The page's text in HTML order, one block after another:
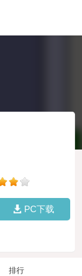
PC下载
排行